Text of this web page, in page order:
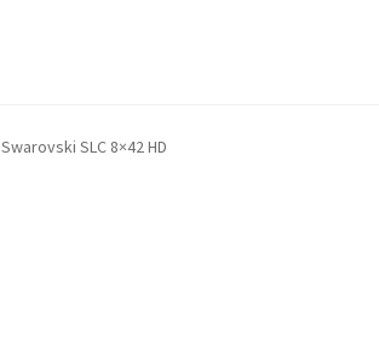
Swarovski SLC 8×42 HD